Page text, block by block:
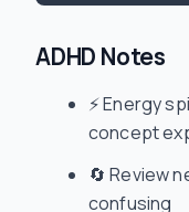
ADHD Notes
⚡ Energy
concept
🔄 Review
confusing